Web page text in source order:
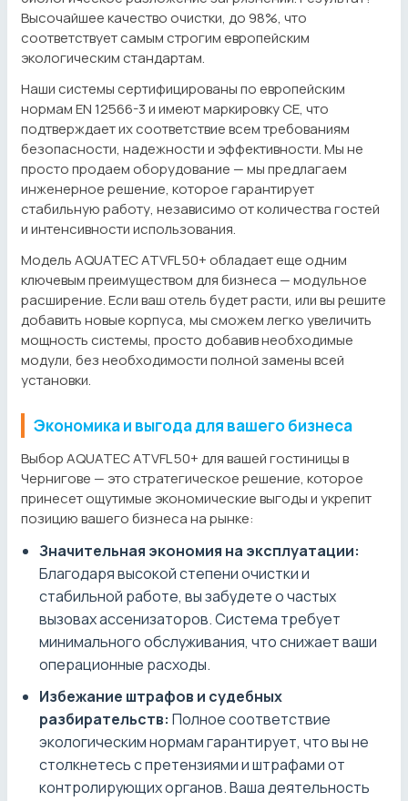
Высочайшее качество очистки, до 98%, что
соответствует самым строгим европейским
экологическим стандартам.
Наши системы сертифицированы по европейским
нормам EN 12566-3 и имеют маркировку CE, что
подтверждает их соответствие всем требованиям
безопасности, надежности и эффективности. Мы не
просто продаем оборудование — мы предлагаем
инженерное решение, которое гарантирует
стабильную работу, независимо от количества гостей
и интенсивности использования.
Модель AQUATEC ATVFL 50+ обладает еще одним
ключевым преимуществом для бизнеса — модульное
расширение. Если ваш отель будет расти, или вы решите
добавить новые корпуса, мы сможем легко увеличить
мощность системы, просто добавив необходимые
модули, без необходимости полной замены всей
установки.
Экономика и выгода для вашего бизнеса
Выбор AQUATEC ATVFL 50+ для вашей гостиницы в
Чернигове — это стратегическое решение, которое
принесет ощутимые экономические выгоды и укрепит
позицию вашего бизнеса на рынке:
Значительная экономия на эксплуатации:
Благодаря высокой степени очистки и
стабильной работе, вы забудете о частых
вызовах ассенизаторов. Система требует
минимального обслуживания, что снижает ваши
операционные расходы.
Избежание штрафов и судебных
разбирательств: Полное соответствие
экологическим нормам гарантирует, что вы не
столкнетесь с претензиями и штрафами от
контролирующих органов. Ваша деятельность